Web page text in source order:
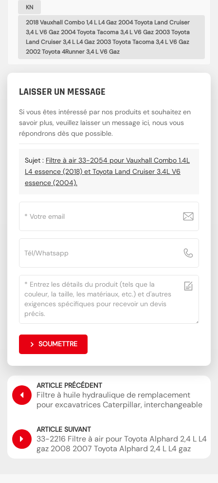
KN
2018 Vauxhall Combo 1,4 L L4 Gaz 2004 Toyota Land Cruiser
3,4 L V6 Gaz 2004 Toyota Tacoma 3,4 L V6 Gaz 2003 Toyota
Land Cruiser 3,4 L L4 Gaz 2003 Toyota Tacoma 3,4 L V6 Gaz
2002 Toyota 4Runner 3,4 L V6 Gaz
LAISSER UN MESSAGE
Si vous êtes intéressé par nos produits et souhaitez en
savoir plus, veuillez laisser un message ici, nous vous
répondrons dès que possible.
Sujet : Filtre à air 33-2054 pour Vauxhall Combo 1.4L
L4 essence (2018) et Toyota Land Cruiser 3.4L V6
essence (2004).
SOUMETTRE
ARTICLE PRÉCÉDENT
Filtre à huile hydraulique de remplacement
pour excavatrices Caterpillar, interchangeable
ARTICLE SUIVANT
33-2216 Filtre à air pour Toyota Alphard 2,4 L L4
gaz 2008 2007 Toyota Alphard 2,4 L L4 gaz